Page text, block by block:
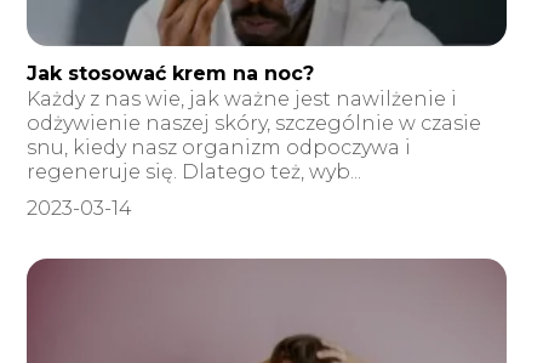
Jak stosować krem na noc?
Każdy z nas wie, jak ważne jest nawilżenie i
odżywienie naszej skóry, szczególnie w czasie
snu, kiedy nasz organizm odpoczywa i
regeneruje się. Dlatego też, wyb...
2023-03-14